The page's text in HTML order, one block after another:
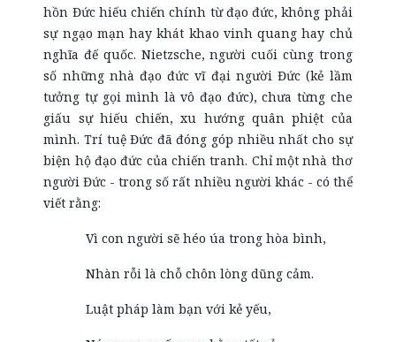
hồn Đức hiếu chiến chính từ đạo đức, không phải
sự ngạo mạn hay khát khao vinh quang hay chủ
nghĩa đế quốc. Nietzsche, người cuối cùng trong
số những nhà đạo đức vĩ đại người Đức (kẻ lầm
tưởng tự gọi mình là vô đạo đức), chưa từng che
giấu sự hiếu chiến, xu hướng quân phiệt của
mình. Trí tuệ Đức đã đóng góp nhiều nhất cho sự
biện hộ đạo đức của chiến tranh. Chỉ một nhà thơ
người Đức - trong số rất nhiều người khác - có thể
viết rằng:
Vì con người sẽ héo úa trong hòa bình,
Nhàn rỗi là chỗ chôn lòng dũng cảm.
Luật pháp làm bạn với kẻ yếu,